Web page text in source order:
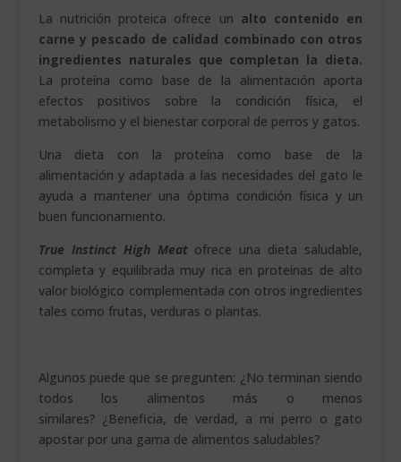
La nutrición proteica ofrece un alto contenido en
carne y pescado de calidad combinado con otros
ingredientes naturales que completan la dieta.
La proteína como base de la alimentación aporta
efectos positivos sobre la condición física, el
metabolismo y el bienestar corporal de perros y gatos.
Una dieta con la proteína como base de la
alimentación y adaptada a las necesidades del gato le
ayuda a mantener una óptima condición física y un
buen funcionamiento.
True Instinct High Meatofrece una dieta saludable,
completa y equilibrada muy rica en proteínas de alto
valor biológico complementada con otros ingredientes
tales como frutas, verduras o plantas.
Algunos puede que se pregunten: ¿No terminan siendo
todos los alimentos más o menos
similares? ¿Beneficia, de verdad, a mi perro o gato
apostar por una gama de alimentos saludables?